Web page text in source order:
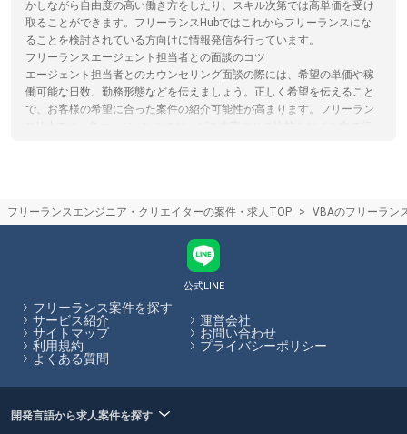
かしながら自由度の高い働き方をしたり、スキル次第では高単価を受け
取ることができます。フリーランスHubではこれからフリーランスにな
ることを検討されている方向けに情報発信を行っています。
フリーランスエージェント担当者との面談のコツ
エージェント担当者とのカウンセリング面談の際には、希望の単価や稼
働可能な日数、勤務形態などを伝えましょう。正しく希望を伝えること
で、お客様の希望に合った案件の紹介可能性が高まります。フリーラン
ジェントでもリモート/在宅案件を取り扱っております。ただ常駐案件が
トによって特徴がありますので、リモート案件に強いエージェントを選
ぶのがおすすめです。フリーランスHubでは、各エージェントのサービ
ス内容やその比較をサイト内で行うことができます。
フリーランスHubはお客様のフリーランス案件探しを最大限サポートし
ていきます。
フリーランスエンジニア・クリエイターの案件・求人TOP VBAのフリーラン
公式LINE
フリーランス案件を探す
サービス紹介
運営会社
サイトマップ
お問い合わせ
利用規約
プライバシーポリシー
よくある質問
開発言語から求人案件を探す